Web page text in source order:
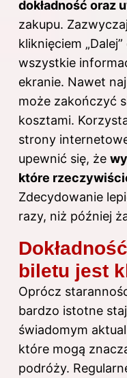
dokładność oraz
zakupu.
kliknięciem
wszystkie
ekranie. Nawet
może zakończyć
kosztami.
strony
upewnić się, że
które
Zdecydowanie
razy, niż później
biletu jest
Oprócz
bardzo istotne
świadomym
które mogą
podróży.